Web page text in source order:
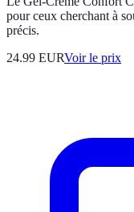
pour ceux cherchant à
précis.
24.99 EURVoir le prix